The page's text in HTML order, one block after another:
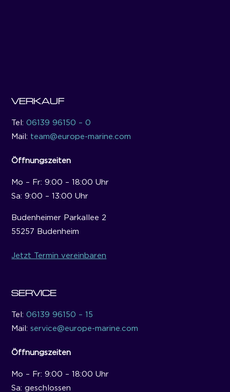
VERKAUF
Tel:06139 96150 – 0
Mail: team@europe-marine.com
Öffnungszeiten
Mo – Fr: 9:00 – 18:00 Uhr
Sa: 9:00 – 13:00 Uhr
Budenheimer Parkallee 2
55257 Budenheim
Jetzt Termin vereinbaren
SERVICE
Tel:06139 96150 – 15
Mail:service@europe-marine.com
Öffnungszeiten
Mo – Fr: 9:00 – 18:00 Uhr
Sa: geschlossen